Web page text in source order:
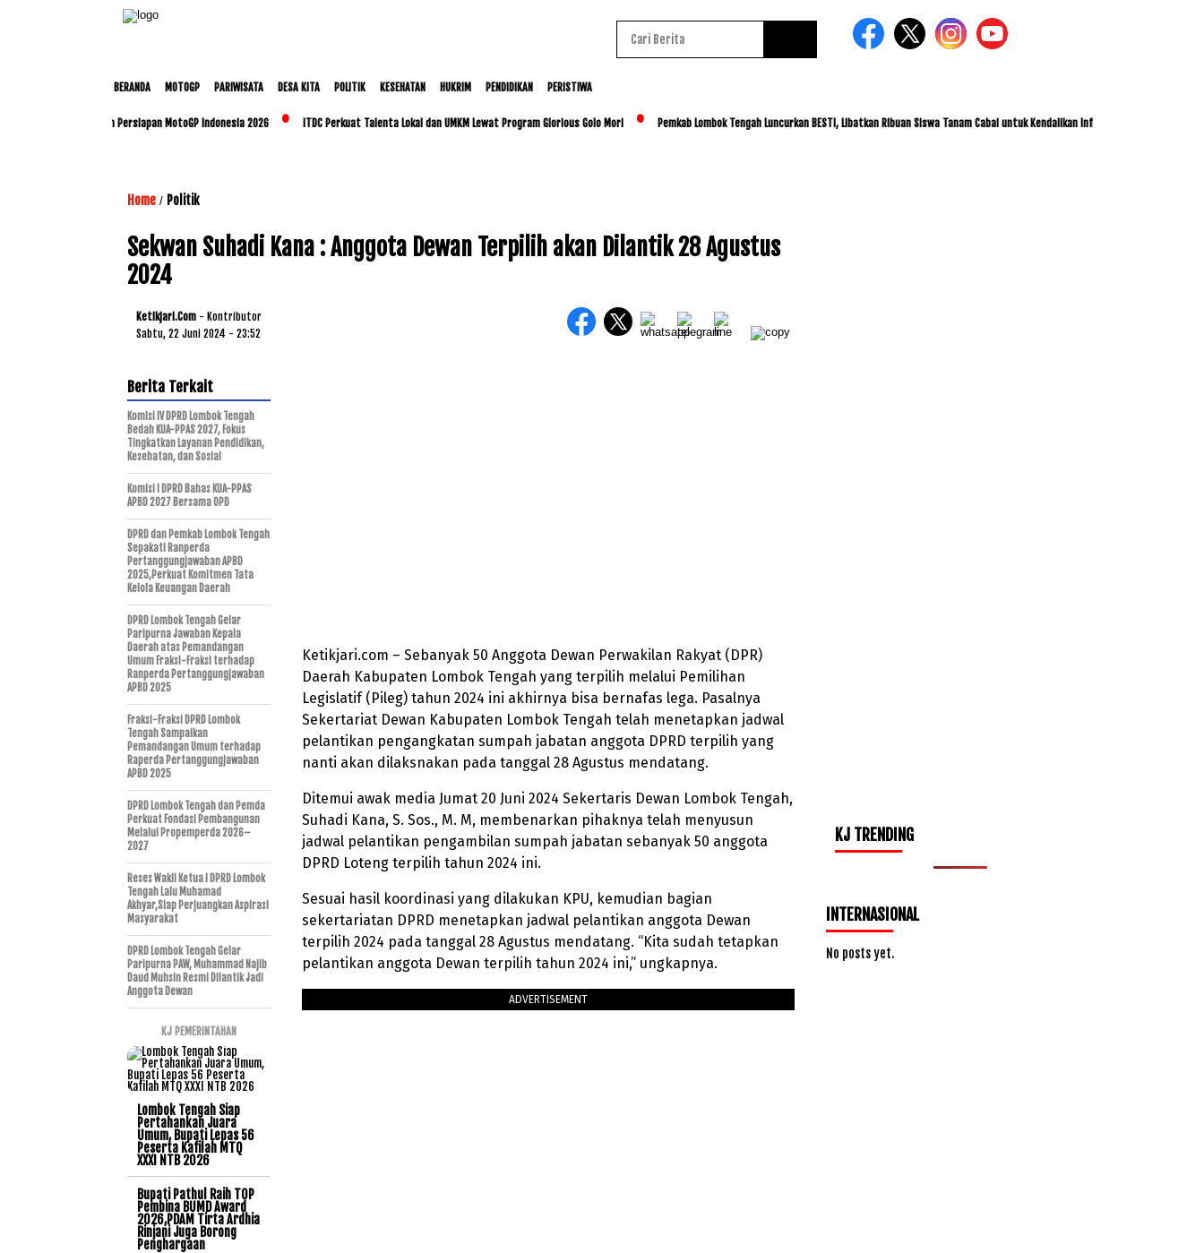
BERANDA MOTOGP PARIWISATA DESA KITA POLITIK KESEHATAN HUKRIM PENDIDIKAN PERISTIWA
NTB Matangkan Persiapan MotoGP Indonesia 2026 ITDC Perkuat Talenta Lokal dan UMKM Lewat Program Glorious Golo Mori Pemkab Lombok Tengah Luncurkan BESTI, Libatkan Ribuan Siswa Tanam Cabai untuk Kendalikan Inflasi
Home / Politik
Sekwan Suhadi Kana : Anggota Dewan Terpilih akan Dilantik 28 Agustus
2024
Ketikjari.com - Kontributor
Sabtu, 22 Juni 2024 - 23:52
Ketikjari.com – Sebanyak 50 Anggota Dewan Perwakilan Rakyat (DPR)
Daerah Kabupaten Lombok Tengah yang terpilih melalui Pemilihan
Legislatif (Pileg) tahun 2024 ini akhirnya bisa bernafas lega. Pasalnya
Sekertariat Dewan Kabupaten Lombok Tengah telah menetapkan jadwal
pelantikan pengangkatan sumpah jabatan anggota DPRD terpilih yang
nanti akan dilaksnakan pada tanggal 28 Agustus mendatang.
Ditemui awak media Jumat 20 Juni 2024 Sekertaris Dewan Lombok Tengah,
Suhadi Kana, S. Sos., M. M, membenarkan pihaknya telah menyusun
jadwal pelantikan pengambilan sumpah jabatan sebanyak 50 anggota
DPRD Loteng terpilih tahun 2024 ini.
Sesuai hasil koordinasi yang dilakukan KPU, kemudian bagian
sekertariatan DPRD menetapkan jadwal pelantikan anggota Dewan
terpilih 2024 pada tanggal 28 Agustus mendatang. “Kita sudah tetapkan
pelantikan anggota Dewan terpilih tahun 2024 ini,” ungkapnya.
ADVERTISEMENT
Berita Terkait
Komisi IV DPRD Lombok Tengah
Bedah KUA-PPAS 2027, Fokus
Tingkatkan Layanan Pendidikan,
Kesehatan, dan Sosial
Komisi I DPRD Bahas KUA-PPAS
APBD 2027 Bersama OPD
DPRD dan Pemkab Lombok Tengah
Sepakati Ranperda
Pertanggungjawaban APBD
2025,Perkuat Komitmen Tata
Kelola Keuangan Daerah
DPRD Lombok Tengah Gelar
Paripurna Jawaban Kepala
Daerah atas Pemandangan
Umum Fraksi-Fraksi terhadap
Ranperda Pertanggungjawaban
APBD 2025
Fraksi-Fraksi DPRD Lombok
Tengah Sampaikan
Pemandangan Umum terhadap
Raperda Pertanggungjawaban
APBD 2025
DPRD Lombok Tengah dan Pemda
Perkuat Fondasi Pembangunan
Melalui Propemperda 2026–
2027
Reses Wakil Ketua I DPRD Lombok
Tengah Lalu Muhamad
Akhyar,Siap Perjuangkan Aspirasi
Masyarakat
DPRD Lombok Tengah Gelar
Paripurna PAW, Muhammad Najib
Daud Muhsin Resmi Dilantik Jadi
Anggota Dewan
KJ PEMERINTAHAN
Lombok Tengah Siap
Pertahankan Juara
Umum, Bupati Lepas 56
Peserta Kafilah MTQ
XXXI NTB 2026
Bupati Pathul Raih TOP
Pembina BUMD Award
2026,PDAM Tirta Ardhia
Rinjani Juga Borong
Penghargaan
KJ TRENDING
INTERNASIONAL
No posts yet.